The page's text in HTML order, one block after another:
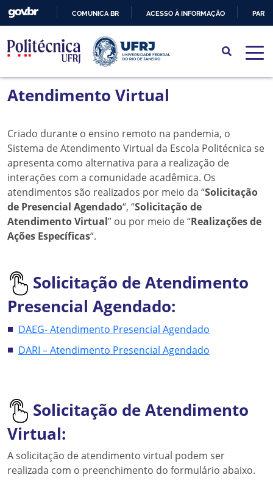
PARA
O
CONTEÚDO
COMUNICA BR ACESSO À INFORMAÇÃO
Atendimento Virtual
Criado durante o ensino remoto na pandemia, o
Sistema de Atendimento Virtual da Escola Politécnica se
apresenta como alternativa para a realização de
interações com a comunidade acadêmica. Os
atendimentos são realizados por meio da “Solicitação
de Presencial Agendado“, “Solicitação de
Atendimento Virtual” ou por meio de “Realizações de
Ações Específicas“.
Solicitação de Atendimento
Presencial Agendado:
DAEG- Atendimento Presencial Agendado
DARI – Atendimento Presencial Agendado
Solicitação de Atendimento
Virtual:
A solicitação de atendimento virtual podem ser
realizada com o preenchimento do formulário abaixo.